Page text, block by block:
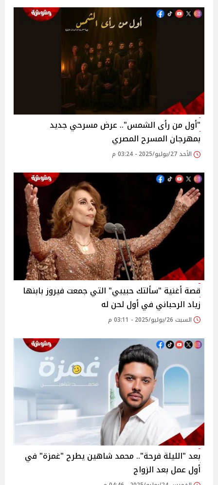
"أول من رأى الشمس".. عرض مسرحي جديد
بمهرجان المسرح المصري
الأحد 27/يوليو/2025 - 03:24 م
قصة أغنية "سألتك حبيبي" التي جمعت فيروز بابنها
زياد الرحباني في أول لحن له‎
السبت 26/يوليو/2025 - 03:11 م
بعد "الليلة فرحة".. محمد شاهين يطرح "غمزة" في
أول عمل بعد الزواج